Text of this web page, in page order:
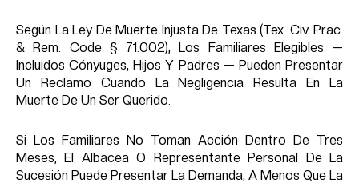
Según La Ley De Muerte Injusta De Texas (Tex. Civ. Prac.
& Rem. Code § 71.002), Los Familiares Elegibles —
Incluidos Cónyuges, Hijos Y Padres — Pueden Presentar
Un Reclamo Cuando La Negligencia Resulta En La
Muerte De Un Ser Querido.
Si Los Familiares No Toman Acción Dentro De Tres
Meses, El Albacea O Representante Personal De La
Sucesión Puede Presentar La Demanda, A Menos Que La